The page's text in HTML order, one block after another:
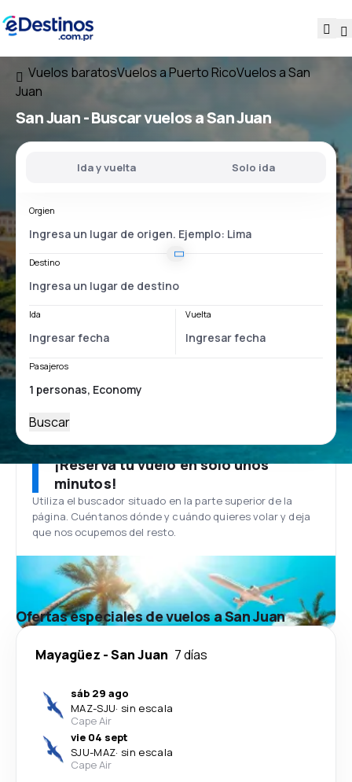
Vuelos baratosVuelos a Puerto RicoVuelos a San
Juan
San Juan - Buscar vuelos a San Juan
Ida y vuelta Solo ida
Orgien
Destino
Ida Vuelta
Pasajeros
Buscar
¡Reserva tu vuelo en solo unos
minutos!
Utiliza el buscador situado en la parte superior de la
página. Cuéntanos dónde y cuándo quieres volar y deja
que nos ocupemos del resto.
Ofertas especiales de vuelos a San Juan
Mayagüez -San Juan 7 días
sáb 29 ago
MAZ-SJU· sin escala
Cape Air
vie 04 sept
SJU-MAZ· sin escala
Cape Air